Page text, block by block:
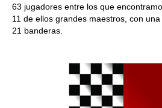
63 jugadores entre los que
11 de ellos grandes maestros, con
21 banderas.